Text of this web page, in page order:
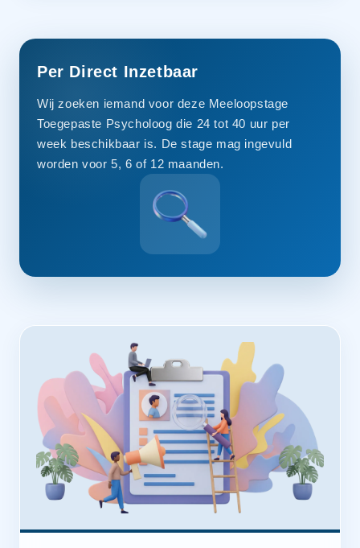
Per Direct Inzetbaar
Wij zoeken iemand voor deze Meeloopstage
Toegepaste Psycholoog die 24 tot 40 uur per
week beschikbaar is. De stage mag ingevuld
worden voor 5, 6 of 12 maanden.